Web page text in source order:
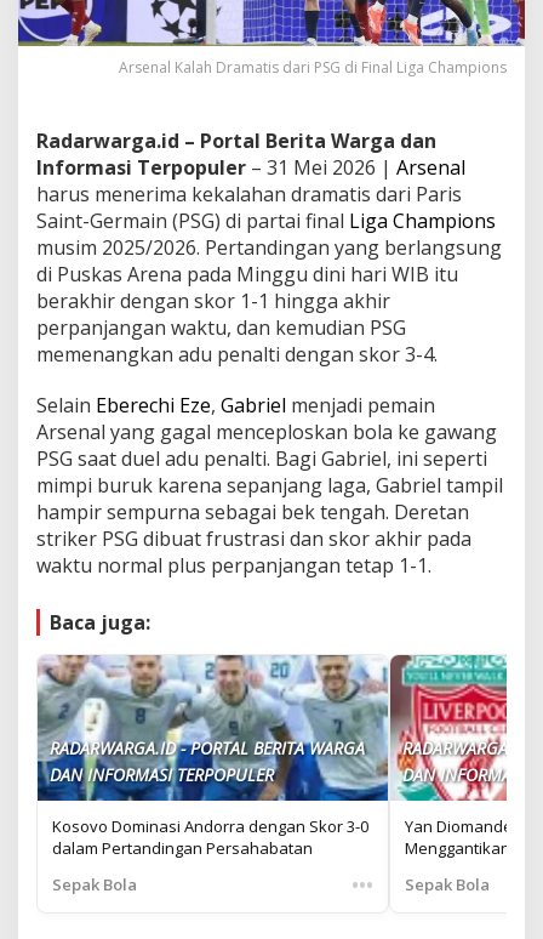
Arsenal Kalah Dramatis dari PSG di Final Liga Champions
Radarwarga.id – Portal Berita Warga dan
Informasi Terpopuler – 31 Mei 2026 | Arsenal
harus menerima kekalahan dramatis dari Paris
Saint-Germain (PSG) di partai final Liga Champions
musim 2025/2026. Pertandingan yang berlangsung
di Puskas Arena pada Minggu dini hari WIB itu
berakhir dengan skor 1-1 hingga akhir
perpanjangan waktu, dan kemudian PSG
memenangkan adu penalti dengan skor 3-4.
Selain Eberechi Eze, Gabriel menjadi pemain
Arsenal yang gagal menceploskan bola ke gawang
PSG saat duel adu penalti. Bagi Gabriel, ini seperti
mimpi buruk karena sepanjang laga, Gabriel tampil
hampir sempurna sebagai bek tengah. Deretan
striker PSG dibuat frustrasi dan skor akhir pada
waktu normal plus perpanjangan tetap 1-1.
Baca juga:
RADARWARGA.ID - PORTAL BERITA WARGA
DAN INFORMASI TERPOPULER
Kosovo Dominasi Andorra dengan Skor 3-0
dalam Pertandingan Persahabatan
Sepak Bola
•••
RADARWARGA.ID
DAN INFORMASI
Yan Diomande:
Menggantikan
Sepak Bola